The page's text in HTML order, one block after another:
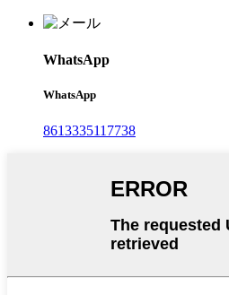
WhatsApp
WhatsApp
8613335117738